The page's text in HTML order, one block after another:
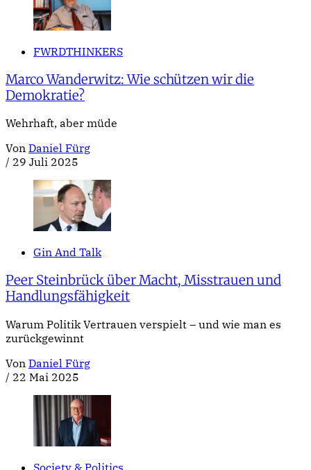
FWRDTHINKERS
Marco Wanderwitz: Wie schützen wir die
Demokratie?
Wehrhaft, aber müde
Von Daniel Fürg
/ 29 Juli 2025
Gin And Talk
Peer Steinbrück über Macht, Misstrauen und
Handlungsfähigkeit
Warum Politik Vertrauen verspielt – und wie man es
zurückgewinnt
Von Daniel Fürg
/ 22 Mai 2025
Society & Politics